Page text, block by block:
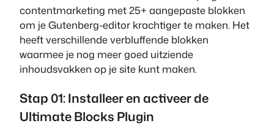
contentmarketing met 25+ aangepaste blokken
om je Gutenberg-editor krachtiger te maken. Het
heeft verschillende verbluffende blokken
waarmee je nog meer goed uitziende
inhoudsvakken op je site kunt maken.
Stap 01: Installeer en activeer de
Ultimate Blocks Plugin